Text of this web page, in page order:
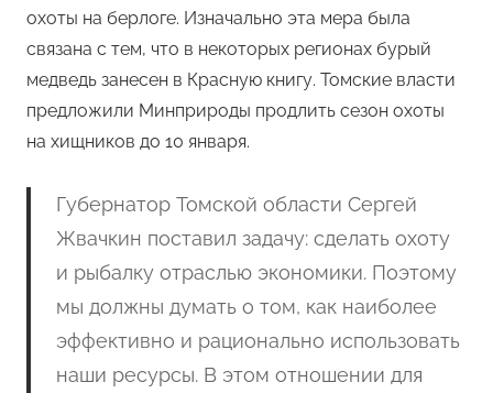
охоты на берлоге. Изначально эта мера была
связана с тем, что в некоторых регионах бурый
медведь занесен в Красную книгу. Томские власти
предложили Минприроды продлить сезон охоты
на хищников до 10 января.
Губернатор Томской области Сергей
Жвачкин поставил задачу: сделать охоту
и рыбалку отраслью экономики. Поэтому
мы должны думать о том, как наиболее
эффективно и рационально использовать
наши ресурсы. В этом отношении для